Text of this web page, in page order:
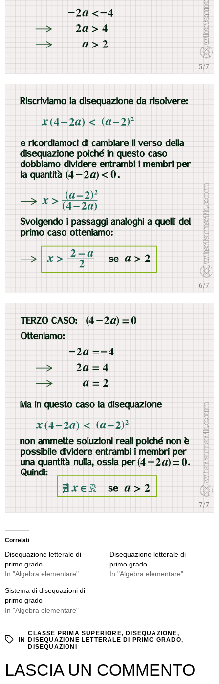
Correlati
Disequazione letterale di
primo grado
In "Algebra elementare"
Disequazione letterale di
primo grado
In "Algebra elementare"
Sistema di disequazioni di
primo grado
In "Algebra elementare"
IN
CLASSE PRIMA SUPERIORE, DISEQUAZIONE,
DISEQUAZIONE LETTERALE DI PRIMO GRADO,
DISEQUAZIONI
LASCIA UN COMMENTO